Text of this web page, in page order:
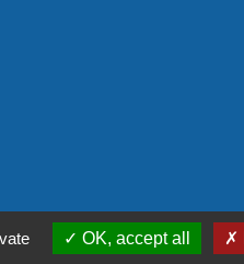
OK, accept all